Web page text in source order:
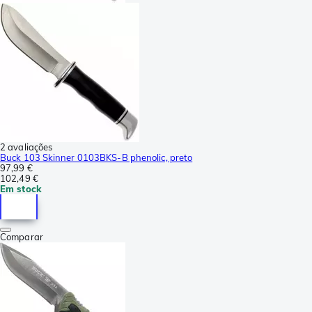
2 avaliações
Buck 103 Skinner 0103BKS-B phenolic, preto
97,99 €
102,49 €
Em stock
Comparar